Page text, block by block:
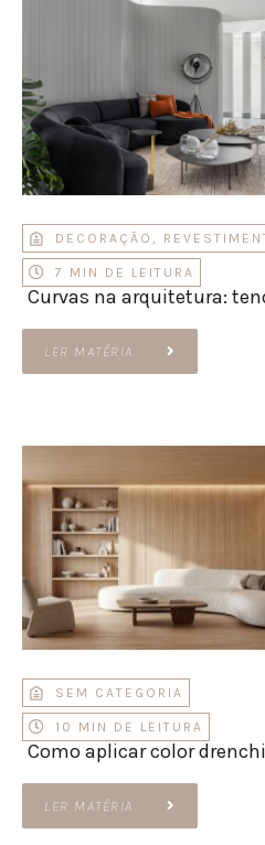
DECORAÇÃO
7 MIN DE LEITURA
Curvas na arquitetura:
LER MATÉRIA
SEM CATEGORIA
10 MIN DE LEITURA
Como aplicar color
LER MATÉRIA